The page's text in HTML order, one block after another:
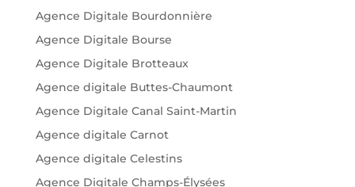
Agence Digitale Bourdonnière
Agence Digitale Bourse
Agence Digitale Brotteaux
Agence digitale Buttes-Chaumont
Agence Digitale Canal Saint-Martin
Agence digitale Carnot
Agence digitale Celestins
Agence Digitale Champs-Élysées